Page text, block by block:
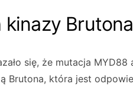
Brutona
się, że mutacja MYD88
Brutona, która jest